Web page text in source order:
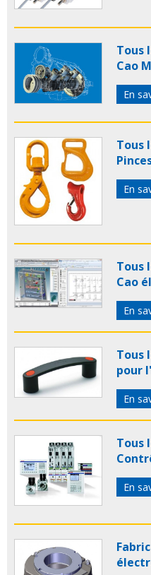
Tous
Cao
En
Tous
En
Tous
Cao
En
Tous
pour
En
Tous
En